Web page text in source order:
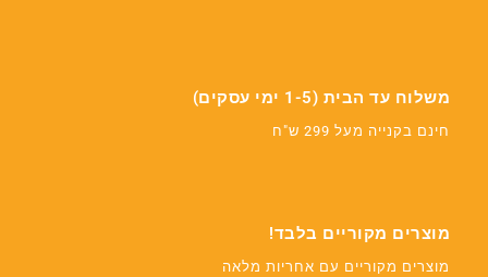
משלוח עד הבית (1-5 ימי עסקים)
חינם בקנייה מעל 299 ש"ח
מוצרים מקוריים בלבד!
מוצרים מקוריים עם אחריות מלאה